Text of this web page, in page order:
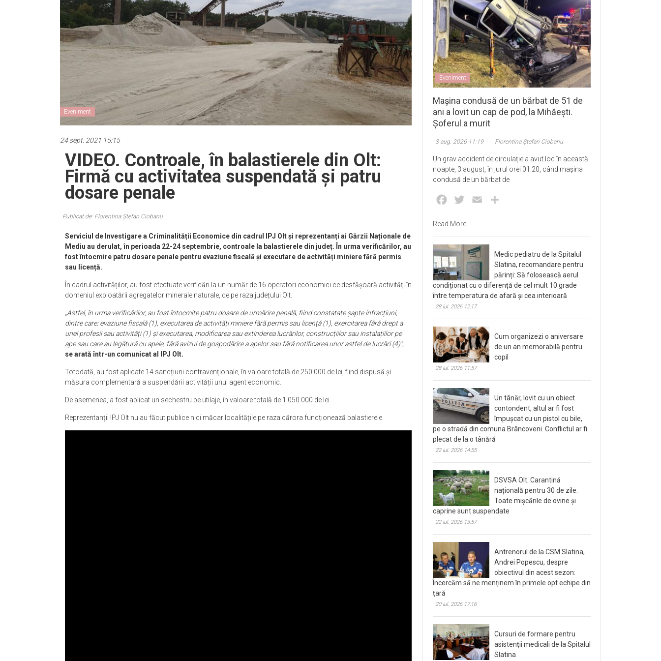
Eveniment
24 sept. 2021 15:15
VIDEO. Controale, în balastierele din Olt:
Firmă cu activitatea suspendată și patru
dosare penale
Publicat de: Florentina Ștefan Ciobanu
Serviciul de Investigare a Criminalității Economice din cadrul IPJ Olt și reprezentanți ai Gărzii Naționale de
Mediu au derulat, în perioada 22-24 septembrie, controale la balastierele din județ. În urma verificărilor, au
fost întocmire patru dosare penale pentru evaziune fiscală și executare de activități miniere fără permis
sau licență.
În cadrul activităților, au fost efectuate verificări la un număr de 16 operatori economici ce desfășoară activități în
domeniul exploatării agregatelor minerale naturale, de pe raza județului Olt.
„Astfel, în urma verificărilor, au fost întocmite patru dosare de urmărire penală, fiind constatate șapte infracțiuni,
dintre care: evaziune fiscală (1), executarea de activități miniere fără permis sau licență (1), exercitarea fără drept a
unei profesii sau activități (1) și executarea, modificarea sau extinderea lucrărilor, construcțiilor sau instalațiilor pe
ape sau care au legătură cu apele, fără avizul de gospodărire a apelor sau fără notificarea unor astfel de lucrări (4)”,
se arată într-un comunicat al IPJ Olt.
Totodată, au fost aplicate 14 sancțiuni contravenționale, în valoare totală de 250.000 de lei, fiind dispusă și
măsura complementară a suspendării activității unui agent economic.
De asemenea, a fost aplicat un sechestru pe utilaje, în valoare totală de 1.050.000 de lei.
Reprezentanții IPJ Olt nu au făcut publice nici măcar localitățile pe raza cărora funcționează balastierele.
Eveniment
Mașina condusă de un bărbat de 51 de
ani a lovit un cap de pod, la Mihăești.
Șoferul a murit
3 aug. 2026 11:19 Florentina Ștefan Ciobanu
Un grav accident de circulație a avut loc în această
noapte, 3 august, în jurul orei 01.20, când mașina
condusă de un bărbat de
Facebook
Twitter Email
Read More
Medic pediatru de la Spitalul
Slatina, recomandare pentru
părinți: Să folosească aerul
condiționat cu o diferență de cel mult 10 grade
între temperatura de afară și cea interioară
28 iul. 2026 12:17
Cum organizezi o aniversare
de un an memorabilă pentru
copil
28 iul. 2026 11:57
Un tânăr, lovit cu un obiect
contondent, altul ar fi fost
împușcat cu un pistol cu bile,
pe o stradă din comuna Brâncoveni. Conflictul ar fi
plecat de la o tânără
22 iul. 2026 14:55
DSVSA Olt: Carantină
națională pentru 30 de zile.
Toate mișcările de ovine și
caprine sunt suspendate
22 iul. 2026 13:57
Antrenorul de la CSM Slatina,
Andrei Popescu, despre
obiectivul din acest sezon:
Încercăm să ne menținem în primele opt echipe din
țară
20 iul. 2026 17:16
Cursuri de formare pentru
asistenții medicali de la Spitalul
Slatina